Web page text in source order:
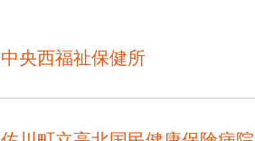
中央西福祉保健所